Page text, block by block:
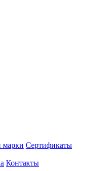
Сертификаты
Контакты